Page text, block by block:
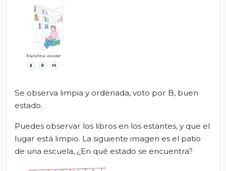
Se observa limpia y ordenada, voto por B, buen
estado.
Puedes observar los libros en los estantes, y que el
lugar está limpio. La siguiente imagen es el patio
de una escuela, ¿En qué estado se encuentra?